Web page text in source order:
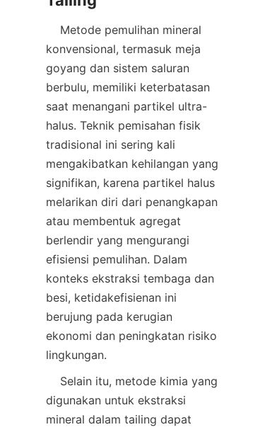
konvensional, termasuk meja
goyang dan sistem saluran
berbulu, memiliki keterbatasan
saat menangani partikel ultra-
halus. Teknik pemisahan fisik
tradisional ini sering kali
mengakibatkan kehilangan yang
signifikan, karena partikel halus
melarikan diri dari penangkapan
atau membentuk agregat
berlendir yang mengurangi
efisiensi pemulihan. Dalam
konteks ekstraksi tembaga dan
besi, ketidakefisienan ini
berujung pada kerugian
ekonomi dan peningkatan risiko
digunakan untuk ekstraksi
mineral dalam tailing dapat